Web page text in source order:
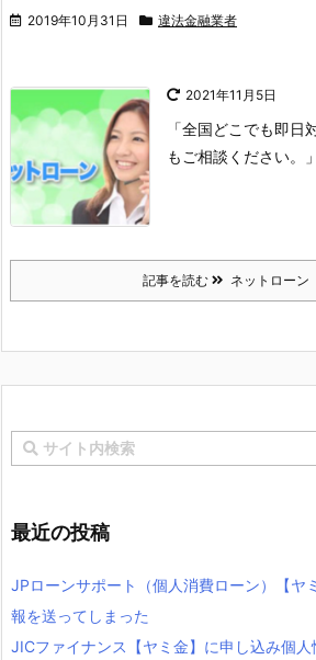
2019年10月31日 違法金融業者
2021年11月5日
「全国どこでも即日
もご相談ください。
記事を読む ネットローン
最近の投稿
JPローンサポート（個人消費ローン）【ヤ
報を送ってしまった
JICファイナンス【ヤミ金】に申し込み個